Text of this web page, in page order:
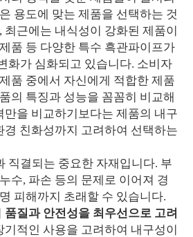
용도에 맞는 제품을 선택하는 것
최근에는 내식성이 강화된 제품이
품 등 다양한 특수 흑관파이프가
화가 심화되고 있습니다. 소비자
품 중에서 자신에게 적합한 제품
의 특징과 성능을 꼼꼼히 비교해
만을 비교하기보다는 제품의 내구
경 친화성까지 고려하여 선택하는
직결되는 중요한 자재입니다. 부
수, 파손 등의 문제로 이어져 경
피해까지 초래할 수 있습니다.
품질과 안전성을 최우선으로 고려
기적인 사용을 고려하여 내구성이